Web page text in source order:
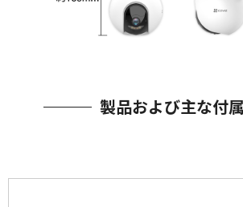
製品および主な付